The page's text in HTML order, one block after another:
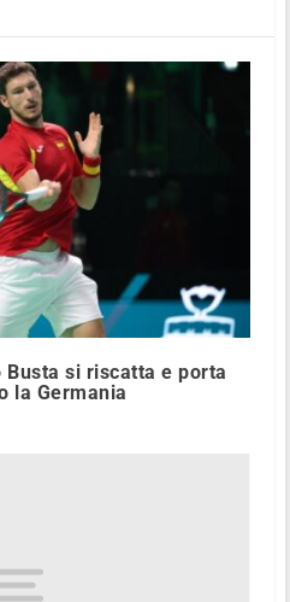
Busta si riscatta e porta
la Germania